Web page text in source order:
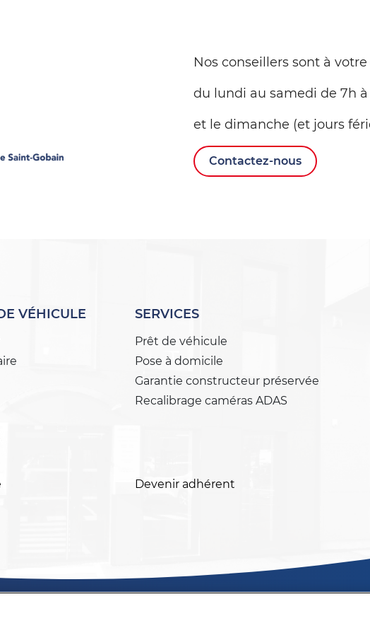
Nos conseillers sont à
du lundi au samedi de 7h à
et le dimanche (et jours
Contactez-nous
VÉHICULE SERVICES
Prêt de véhicule
Pose à domicile
Garantie constructeur préservée
Recalibrage caméras ADAS
Devenir adhérent